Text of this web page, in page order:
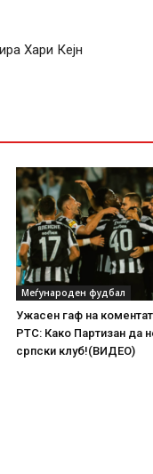
Хари Кејн
Меѓународен фудбал
Ужасен гаф на
РТС: Како Партизан да
српски клуб!(ВИДЕО)